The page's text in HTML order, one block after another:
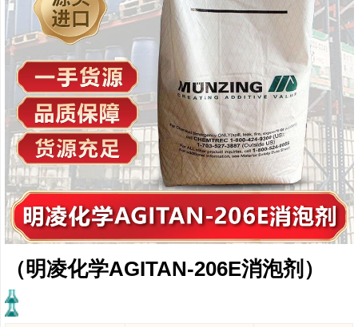
（明凌化学AGITAN-206E消泡剂）